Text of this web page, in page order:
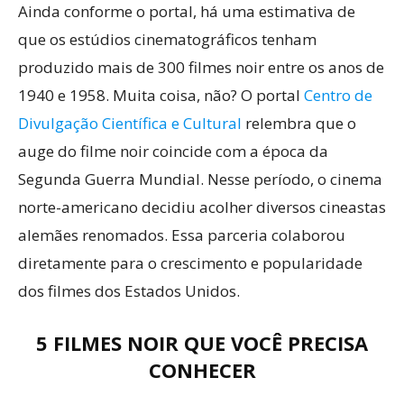
Ainda conforme o portal, há uma estimativa de
que os estúdios cinematográficos tenham
produzido mais de 300 filmes noir entre os anos de
1940 e 1958. Muita coisa, não? O portal Centro de
Divulgação Científica e Cultural relembra que o
auge do filme noir coincide com a época da
Segunda Guerra Mundial. Nesse período, o cinema
norte-americano decidiu acolher diversos cineastas
alemães renomados. Essa parceria colaborou
diretamente para o crescimento e popularidade
dos filmes dos Estados Unidos.
5 FILMES NOIR QUE VOCÊ PRECISA
CONHECER